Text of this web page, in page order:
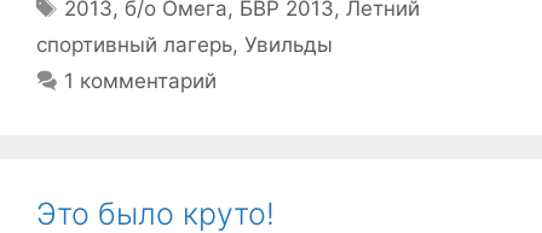
2013, б/о Омега, БВР 2013,Летний
спортивный лагерь, Увильды
1 комментарий
Это было круто!